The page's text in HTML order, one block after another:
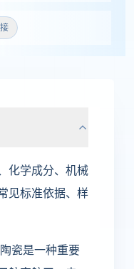
化学成分、机械
见标准依据、样
瓷是一种重要